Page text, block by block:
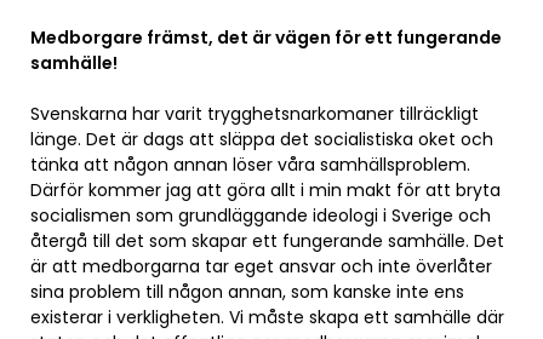
Medborgare främst, det är vägen för ett fungerande
samhälle!
Svenskarna har varit trygghetsnarkomaner tillräckligt
länge. Det är dags att släppa det socialistiska oket och
tänka att någon annan löser våra samhällsproblem.
Därför kommer jag att göra allt i min makt för att bryta
socialismen som grundläggande ideologi i Sverige och
återgå till det som skapar ett fungerande samhälle. Det
är att medborgarna tar eget ansvar och inte överlåter
sina problem till någon annan, som kanske inte ens
existerar i verkligheten. Vi måste skapa ett samhälle där